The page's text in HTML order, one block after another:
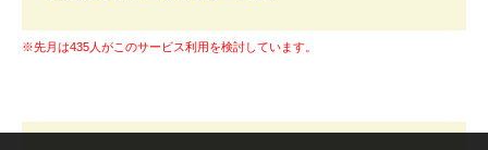
※先月は435人がこのサービス利用を検討しています。